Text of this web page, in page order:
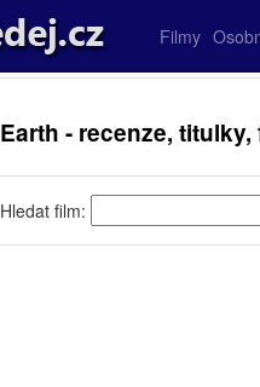
Filmy
Earth - recenze, titulky,
Hledat film: